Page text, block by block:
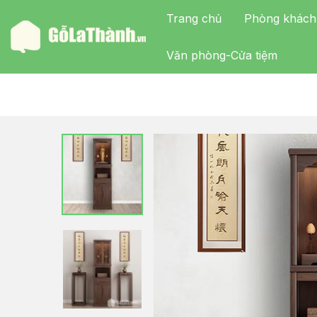
Trang chủ Phòng khách
Văn phòng-Cửa tiệm